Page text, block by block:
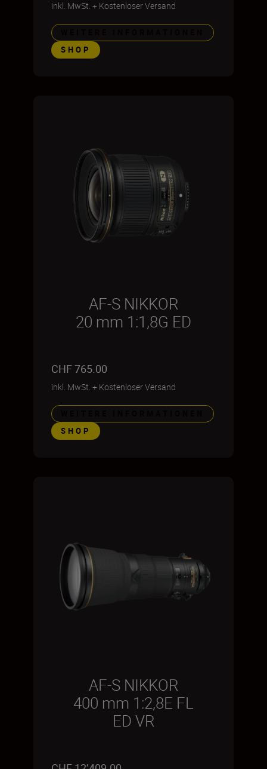
inkl. MwSt. + Kostenloser Versand
SHOP
AF-S NIKKOR
20 mm 1:1,8G ED
CHF 765.00
inkl. MwSt. + Kostenloser Versand
SHOP
AF-S NIKKOR
400 mm 1:2,8E FL
ED VR